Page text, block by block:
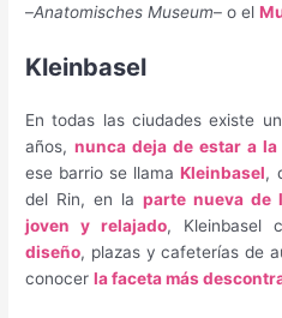
–Anatomisches Museum– o el
Kleinbasel
En todas las ciudades existe
años,nunca deja de estar a la
ese barrio se llamaKleinbasel,
del Rin, en laparte nueva de
joven y relajado, Kleinbasel
diseño, plazas y cafeterías de
conocerla faceta más